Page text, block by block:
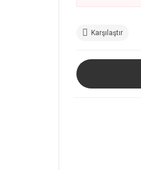
Karşılaştır